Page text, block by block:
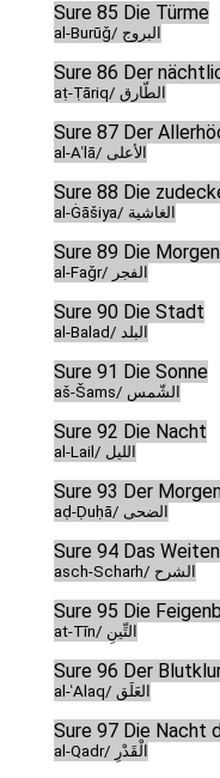
Sure 85 Die Türme
al-Burūǧ/ البروج
Sure 86 Der
aṭ-Ṭāriq/ الطّارق
Sure 87 Der
al-Aʿlā/ الأعلى
Sure 88 Die
al-Ġāšiya/ الغاشية
Sure 89 Die
al-Faǧr/ الفجر
Sure 90 Die Stadt
al-Balad/ البلد
Sure 91 Die Sonne
aš-Šams/ الشّمس
Sure 92 Die Nacht
al-Lail/ الليل
Sure 93 Der
aḍ-Ḍuḥā/ الضحى
Sure 94 Das Weiten
asch-Scharh/ الشرح
Sure 95 Die
at-Tīn/ التِّينِ
Sure 96 Der
al-ʿAlaq/ العَلَق
Sure 97 Die Nacht
al-Qadr/ الْقَدْرِ